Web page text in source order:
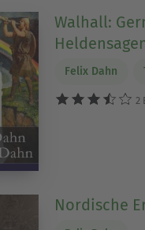
Walhall:
Felix Dahn
2
Nordische